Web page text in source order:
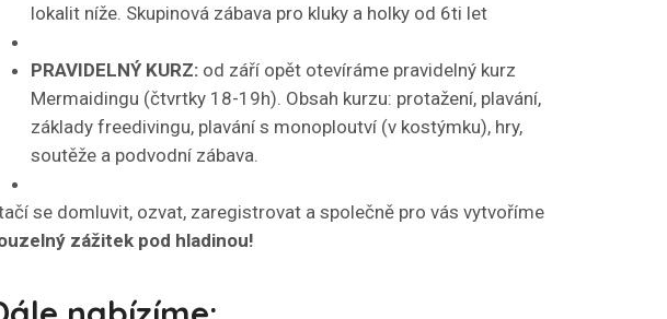
lokalit níže. Skupinová zábava pro kluky a holky od 6ti let
PRAVIDELNÝ KURZ: od září opět otevíráme pravidelný kurz
Mermaidingu (čtvrtky 18-19h). Obsah kurzu: protažení, plavání,
základy freedivingu, plavání s monoploutví (v kostýmku), hry,
soutěže a podvodní zábava.
se domluvit, ozvat, zaregistrovat a společně pro vás vytvoříme
zážitek pod hladinou!